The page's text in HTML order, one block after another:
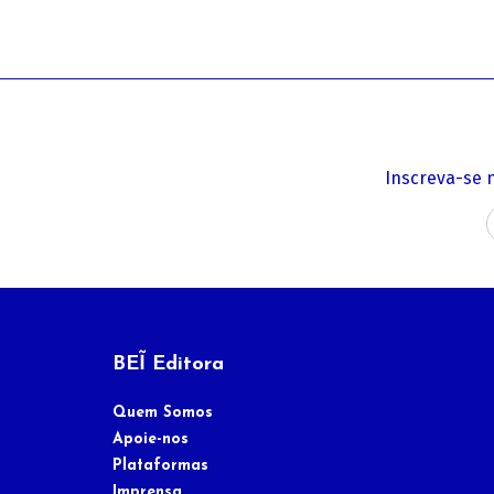
Inscreva-se
BEĨ Editora
Quem Somos
Apoie-nos
Plataformas